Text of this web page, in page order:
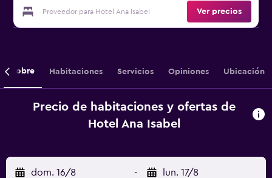
Proveedor para Hotel Ana Isabel Ver precios
Sobre Habitaciones Servicios Opiniones Ubicación
Precio de habitaciones y ofertas de
Hotel Ana Isabel
dom. 16/8 - lun. 17/8